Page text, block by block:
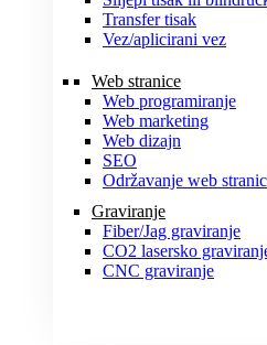
Transfer tisak
Vez/aplicirani vez
Web stranice
Web programiranje
Web marketing
Web dizajn
SEO
Održavanje web
Graviranje
Fiber/Jag graviranje
CO2 lasersko
CNC graviranje